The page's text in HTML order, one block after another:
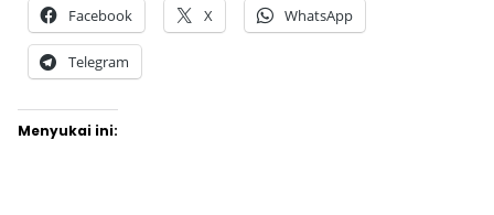
Facebook X WhatsApp
Telegram
Menyukai ini: